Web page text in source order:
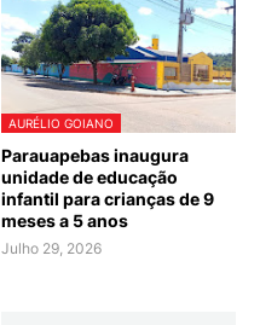
AURÉLIO GOIANO
Parauapebas inaugura
unidade de educação
infantil para crianças de 9
meses a 5 anos
Julho 29, 2026